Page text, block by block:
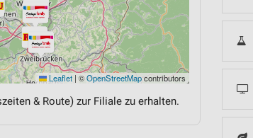
Leaflet | ©OpenStreetMapcontributors
& Route) zur Filiale zu erhalten.